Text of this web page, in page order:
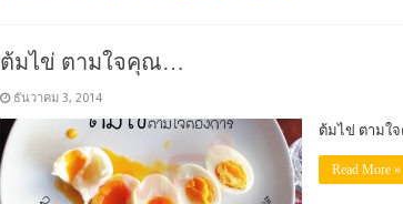
ต้มไข่ ตามใจคุณ…
ธันวาคม 3, 2014
ต้มไข่ ตามใ
Read More »